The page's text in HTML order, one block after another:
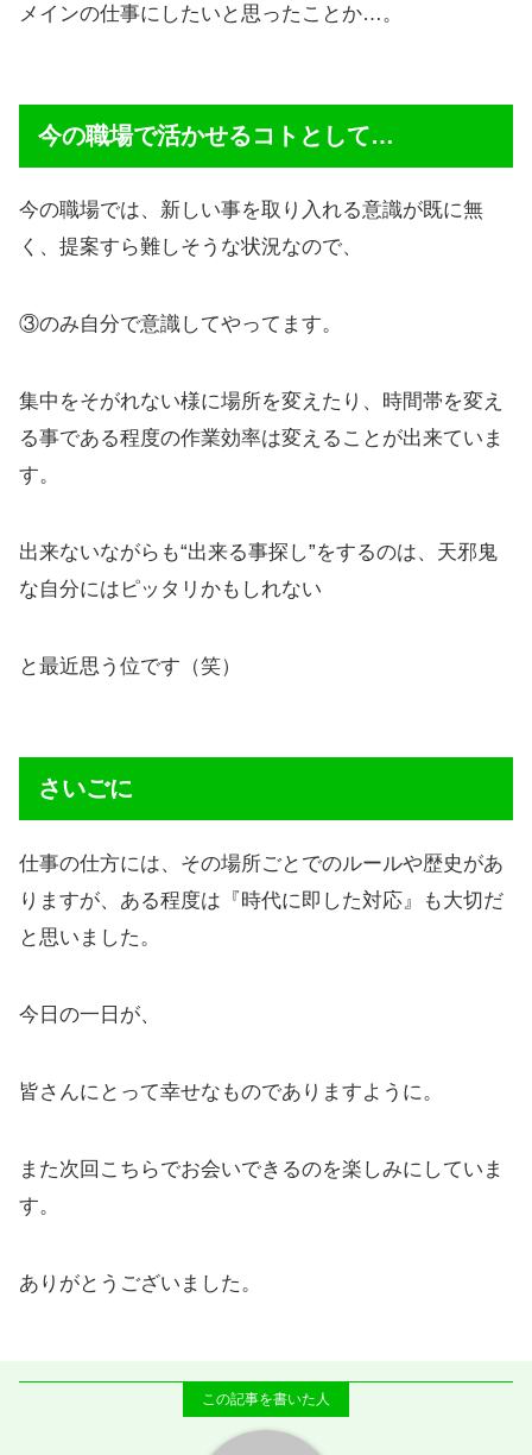
メインの仕事にしたいと思ったことか…。
今の職場で活かせるコトとして…
今の職場では、新しい事を取り入れる意識が既に無
く、提案すら難しそうな状況なので、
③のみ自分で意識してやってます。
集中をそがれない様に場所を変えたり、時間帯を変え
る事である程度の作業効率は変えることが出来ていま
す。
出来ないながらも“出来る事探し”をするのは、天邪鬼
な自分にはピッタリかもしれない
と最近思う位です（笑）
さいごに
仕事の仕方には、その場所ごとでのルールや歴史があ
りますが、ある程度は『時代に即した対応』も大切だ
と思いました。
今日の一日が、
皆さんにとって幸せなものでありますように。
また次回こちらでお会いできるのを楽しみにしていま
す。
ありがとうございました。